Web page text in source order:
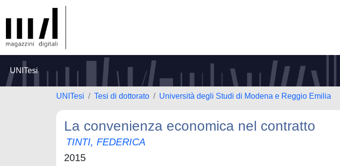
UNITesi
UNITesi Tesi di dottorato Università degli Studi di Modena e Reggio Emilia
La convenienza economica nel contratto
TINTI, FEDERICA
2015